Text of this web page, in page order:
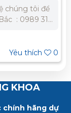
Yêu thích
0
KHOA
chính hãng dự